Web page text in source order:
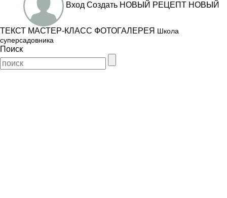
Вход Создать НОВЫЙ РЕЦЕПТ НОВЫЙ
ТЕКСТ МАСТЕР-КЛАСС ФОТОГАЛЕРЕЯ Школа
суперсадовника
Поиск